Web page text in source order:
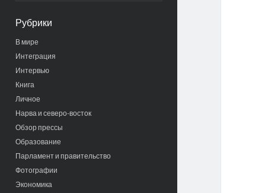
Рубрики
В мире
Интеграция
Интервью
Книга
Личное
Нарва и северо-восток
Обзор прессы
Образование
Парламент и правительство
Фотографии
Экономика